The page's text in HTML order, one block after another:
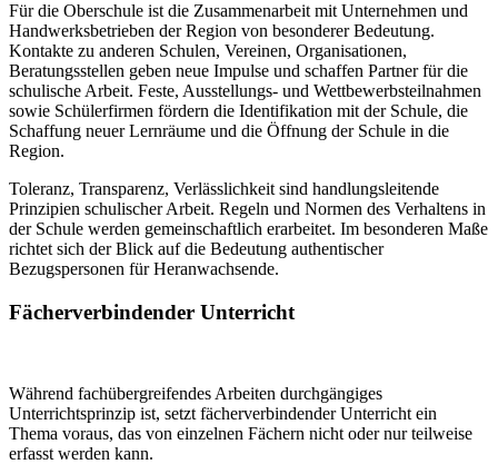
Für die Oberschule ist die Zusammenarbeit mit Unternehmen und
Handwerksbetrieben der Region von besonderer Bedeutung.
Kontakte zu anderen Schulen, Vereinen, Organisationen,
Beratungsstellen geben neue Impulse und schaffen Partner für die
schulische Arbeit. Feste, Ausstellungs- und Wettbewerbsteilnahmen
sowie Schülerfirmen fördern die Identifikation mit der Schule, die
Schaffung neuer Lernräume und die Öffnung der Schule in die
Region.
Toleranz, Transparenz, Verlässlichkeit sind handlungsleitende
Prinzipien schulischer Arbeit. Regeln und Normen des Verhaltens in
der Schule werden gemeinschaftlich erarbeitet. Im besonderen Maße
richtet sich der Blick auf die Bedeutung authentischer
Bezugspersonen für Heranwachsende.
Fächerverbindender Unterricht
Während fachübergreifendes Arbeiten durchgängiges
Unterrichtsprinzip ist, setzt fächerverbindender Unterricht ein
Thema voraus, das von einzelnen Fächern nicht oder nur teilweise
erfasst werden kann.